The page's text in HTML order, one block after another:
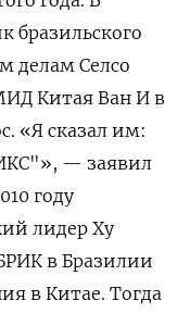
бразильского
делам Селсо
Китая Ван И в
«Я сказал им:
— заявил
году
лидер Ху
в Бразилии
в Китае. Тогда